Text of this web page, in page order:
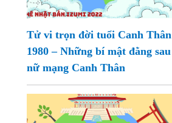
Tử vi trọn đời tuổi Canh Thân
1980 – Những bí mật đằng sau
nữ mạng Canh Thân